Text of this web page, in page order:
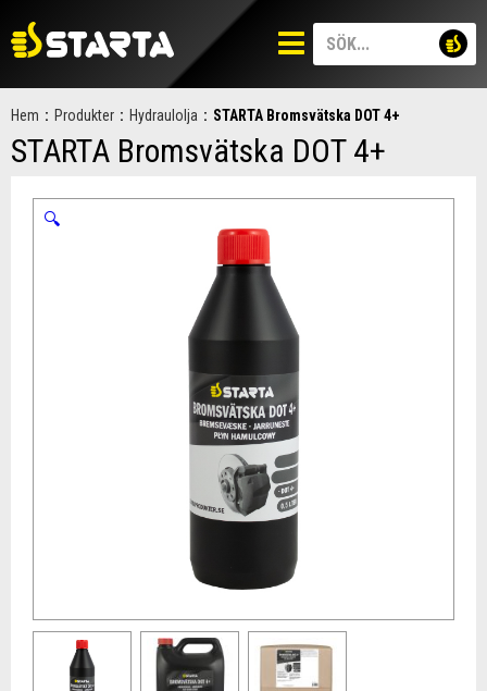
Hem : Produkter : Hydraulolja : STARTA Bromsvätska DOT 4+
STARTA Bromsvätska DOT 4+
🔍